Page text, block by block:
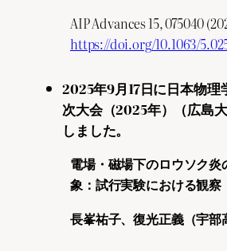
AIP Advances 15, 075040
https://doi.org/10.1063/
2025年9月17日に日本物理
次大会（2025年）（広島
しました。
電場・磁場下のロウソク炎
象：試行実験における観察
長峯祐子、復光正義（宇部